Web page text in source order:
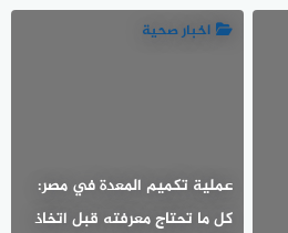
اخبار صحية
عملية تكميم المعدة في مصر:
كل ما تحتاج معرفته قبل اتخاذ